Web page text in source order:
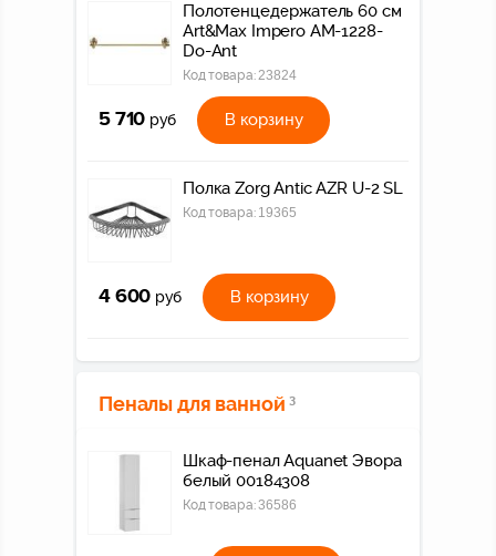
Полотенцедержатель 60 см
Art&Max Impero AM-1228-
Do-Ant
Код товара:23824
5 710 руб В корзину
Полка Zorg Antic AZR U-2 SL
Код товара: 19365
4 600 руб В корзину
Пеналы для ванной 3
Шкаф-пенал Aquanet Эвора
белый 00184308
Код товара:36586